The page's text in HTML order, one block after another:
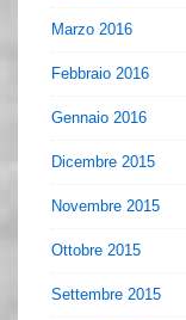
Marzo 2016
Febbraio 2016
Gennaio 2016
Dicembre 2015
Novembre 2015
Ottobre 2015
Settembre 2015